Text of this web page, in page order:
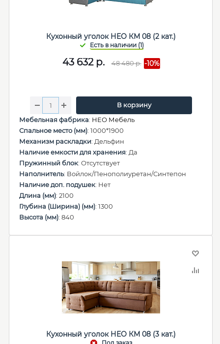
Кухонный уголок НЕО КМ 08 (2 кат.)
43 632р. 48 480р. -10%
В корзину
Мебельная фабрика: НЕО Мебель
Спальное место (мм): 1000*1900
Механизм раскладки: Дельфин
Наличие емкости для хранения: Да
Пружинный блок: Отсутствует
Наполнитель: Войлок/Пенополиуретан/Синтепон
Наличие доп. подушек: Нет
Длина (мм): 2100
Глубина (Ширина) (мм): 1300
Высота (мм): 840
Кухонный уголок НЕО КМ 08 (3 кат.)